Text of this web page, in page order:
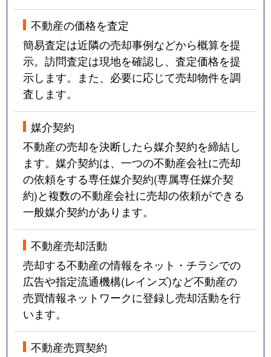
不動産の価格を査定
簡易査定は近隣の売却事例などから概算を提
示。訪問査定は現地を確認し、査定価格を提
示します。また、必要に応じて売却物件を調
査します。
媒介契約
不動産の売却を決断したら媒介契約を締結し
ます。媒介契約は、一つの不動産会社に売却
の依頼をする専任媒介契約(専属専任媒介契
約)と複数の不動産会社に売却の依頼ができる
一般媒介契約があります。
不動産売却活動
売却する不動産の情報をネット・チラシでの
広告や指定流通機構(レインズ)など不動産の
売買情報ネットワークに登録し売却活動を行
います。
不動産売買契約